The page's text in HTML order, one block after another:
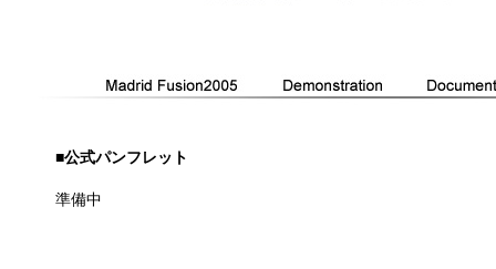
■公式パンフレット
準備中